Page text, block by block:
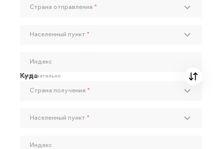
Страна отправления *
Населенный пункт *
Индекс
Необязательно
Куда
Страна получения *
Населенный пункт *
Индекс